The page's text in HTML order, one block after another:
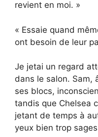
revient en moi. »
« Essaie quand
ont besoin de leur
Je jetai un regard
dans le salon. Sam,
ses blocs,
tandis que Chelsea
jetant de temps à
yeux bien trop